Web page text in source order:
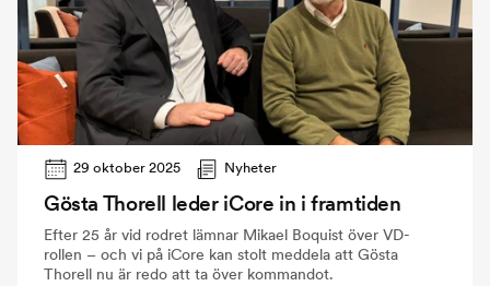
29 oktober 2025 Nyheter
Gösta Thorell leder iCore in i framtiden
Efter 25 år vid rodret lämnar Mikael Boquist över VD-
rollen – och vi på iCore kan stolt meddela att Gösta
Thorell nu är redo att ta över kommandot.